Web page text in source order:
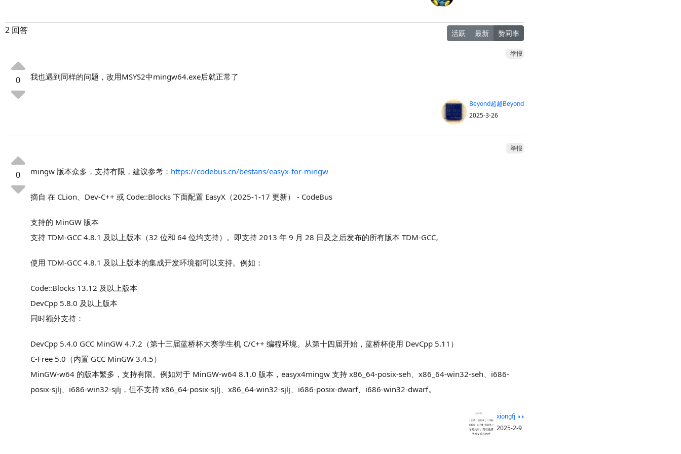
2 回答 活跃 最新 赞同率
举报
0 我也遇到同样的问题，改用MSYS2中mingw64.exe后就正常了
Beyond超越Beyond
2025-3-26
举报
0 mingw 版本众多，支持有限，建议参考： https://codebus.cn/bestans/easyx-for-mingw
摘自 在 CLion、Dev-C++ 或 Code::Blocks 下面配置 EasyX（2025-1-17 更新） - CodeBus
支持的 MinGW 版本
支持 TDM-GCC 4.8.1 及以上版本（32 位和 64 位均支持）。即支持 2013 年 9 月 28 日及之后发布的所有版本 TDM-GCC。
使用 TDM-GCC 4.8.1 及以上版本的集成开发环境都可以支持。例如：
Code::Blocks 13.12 及以上版本
DevCpp 5.8.0 及以上版本
同时额外支持：
DevCpp 5.4.0 GCC MinGW 4.7.2（第十三届蓝桥杯大赛学生机 C/C++ 编程环境。从第十四届开始，蓝桥杯使用 DevCpp 5.11）
C-Free 5.0（内置 GCC MinGW 3.4.5）
MinGW-w64 的版本繁多，支持有限。例如对于 MinGW-w64 8.1.0 版本，easyx4mingw 支持 x86_64-posix-seh、x86_64-win32-seh、i686-
posix-sjlj、i686-win32-sjlj，但不支持 x86_64-posix-sjlj、x86_64-win32-sjlj、i686-posix-dwarf、i686-win32-dwarf。
xiongfj ◑◑
2025-2-9